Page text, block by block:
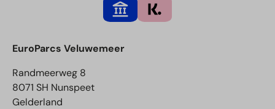
EuroParcs Veluwemeer
Randmeerweg 8
8071 SH Nunspeet
Gelderland